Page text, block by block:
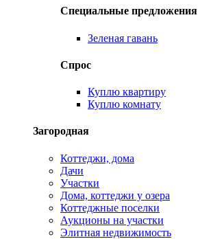
Специальные предложения
Зеленая гавань
Спрос
Куплю квартиру
Куплю комнату
Загородная
Коттеджи, дома
Дачи
Участки
Дома, коттеджи у озера
Коттеджные поселки
Аукционы на участки
Элитная недвижимость